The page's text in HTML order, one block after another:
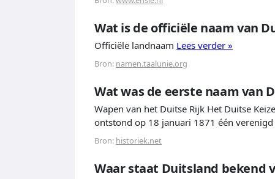
Wat is de officiële naam van
Officiële landnaam Lees verder »
Bron: namen.taalunie.org
Wat was de eerste naam van
Wapen van het Duitse Rijk Het Duitse
ontstond op 18 januari 1871 één verenigd
Bron: historiek.net
Waar staat Duitsland bekend